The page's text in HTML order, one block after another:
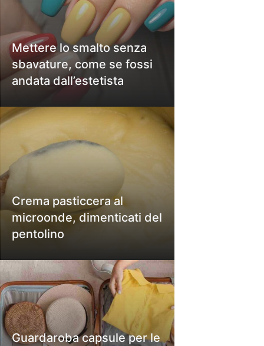
Mettere lo smalto senza
sbavature, come se fossi
andata dall’estetista
Crema pasticcera al
microonde, dimenticati del
pentolino
Guardaroba capsule per le